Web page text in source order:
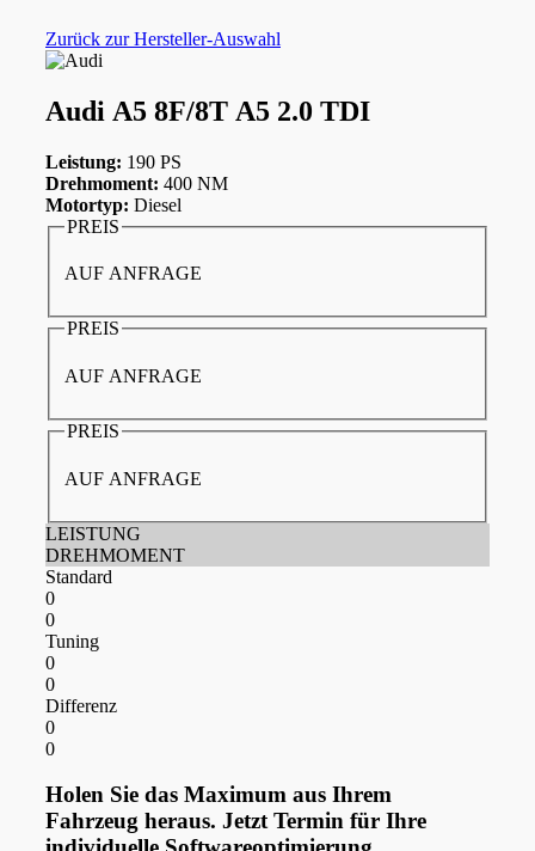
Zurück zur Hersteller-Auswahl
Audi A5 8F/8T A5 2.0 TDI
Leistung: 190 PS
Drehmoment: 400 NM
Motortyp: Diesel
PREIS
AUF ANFRAGE
PREIS
AUF ANFRAGE
PREIS
AUF ANFRAGE
LEISTUNG
DREHMOMENT
Standard
0
0
Tuning
0
0
Differenz
0
0
Holen Sie das Maximum aus Ihrem
Fahrzeug heraus. Jetzt Termin für Ihre